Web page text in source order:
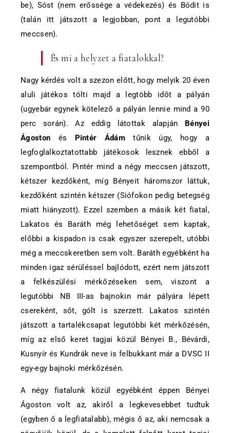
be), Sóst (nem erőssége a védekezés) és Bódit is
(talán itt játszott a legjobban, pont a legutóbbi
meccsen).
És mi a helyzet a fiatalokkal?
Nagy kérdés volt a szezon előtt, hogy melyik 20 éven
aluli játékos tölti majd a legtöbb időt a pályán
(ugyebár egynek kötelező a pályán lennie mind a 90
perc során). Az eddig látottak alapján Bényei
Ágoston és Pintér Ádám tűnik úgy, hogy a
legfoglalkoztatottabb játékosok lesznek ebből a
szempontból. Pintér mind a négy meccsen játszott,
kétszer kezdőként, míg Bényeit háromszor láttuk,
kezdőként szintén kétszer (Siófokon pedig betegség
miatt hiányzott). Ezzel szemben a másik két fiatal,
Lakatos és Baráth még lehetőséget sem kaptak,
előbbi a kispadon is csak egyszer szerepelt, utóbbi
még a meccskeretben sem volt. Baráth egyébként ha
minden igaz sérüléssel bajlódott, ezért nem játszott
a felkészülési mérkőzéseken sem, viszont a
legutóbbi NB III-as bajnokin már pályára lépett
csereként, sőt, gólt is szerzett. Lakatos szintén
játszott a tartalékcsapat legutóbbi két mérkőzésén,
míg az első keret tagjai közül Bényei B., Bévárdi,
Kusnyír és Kundrák neve is felbukkant már a DVSC II
egy-egy bajnoki mérkőzésén.
A négy fiatalunk közül egyébként éppen Bényei
Ágoston volt az, akiről a legkevesebbet tudtuk
(egyben ő a legfiatalabb), mégis ő az, aki nemcsak a